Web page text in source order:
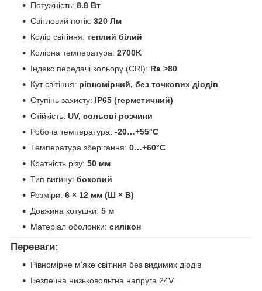
Потужність: 8.8 Вт
Світловий потік: 320 Лм
Колір світіння: теплий білий
Колірна температура: 2700K
Індекс передачі кольору (CRI): Ra >80
Кут світіння: рівномірний, без точкових діодів
Ступінь захисту: IP65 (герметичний)
Стійкість: UV, сольові розчини
Робоча температура: -20…+55°C
Температура зберігання: 0…+60°C
Кратність різу: 50 мм
Тип вигину: боковий
Розміри: 6 × 12 мм (Ш × В)
Довжина котушки: 5 м
Матеріал оболонки: силікон
Переваги:
Рівномірне м’яке світіння без видимих діодів
Безпечна низьковольтна напруга 24V